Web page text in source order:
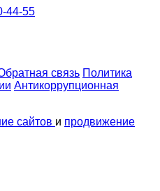
44-55
связь Политика
Антикоррупционная
сайтов и продвижение